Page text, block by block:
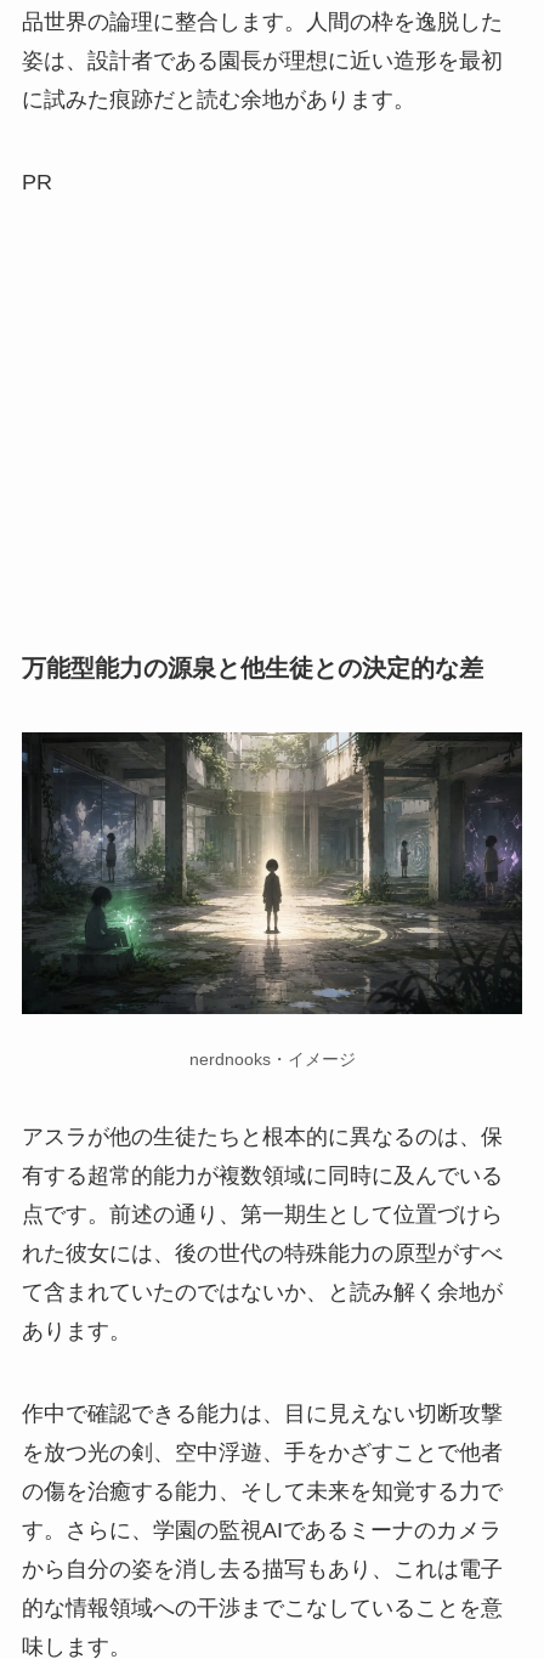
品世界の論理に整合します。
人間の枠を逸脱した
姿は、設計者である園長が理想に近い造形を最初
に試みた痕跡だと読む余地があります。
PR
万能型能力の源泉と他生徒との決定的な差
nerdnooks・イメージ
アスラが他の生徒たちと根本的に異なるのは、保
有する超常的能力が複数領域に同時に及んでいる
点です。前述の通り、第一期生として位置づけら
れた彼女には、後の世代の特殊能力の原型がすべ
て含まれていたのではないか、と読み解く余地が
あります。
作中で確認できる能力は、目に見えない切断攻撃
を放つ光の剣、空中浮遊、手をかざすことで他者
の傷を治癒する能力、そして未来を知覚する力で
す。さらに、学園の監視AIであるミーナのカメラ
から自分の姿を消し去る描写もあり、これは電子
的な情報領域への干渉までこなしていることを意
味します。